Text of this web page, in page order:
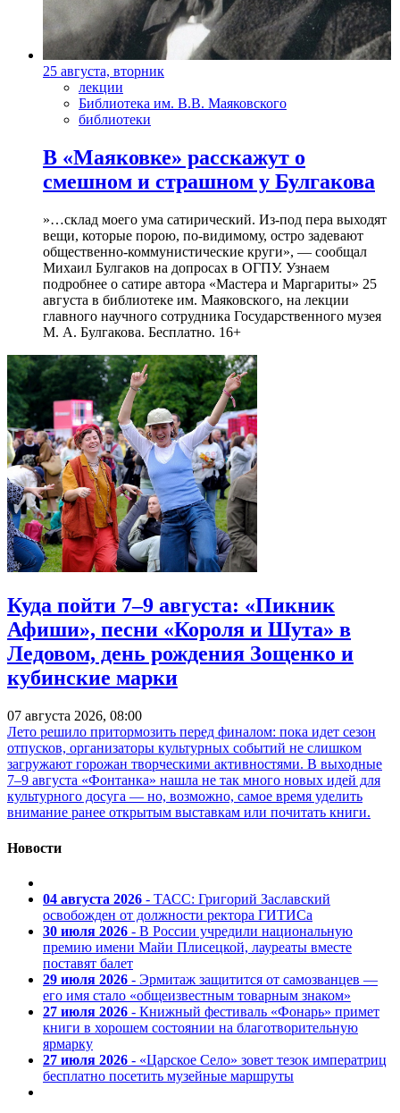
25 августа, вторник
лекции
Библиотека им. В.В. Маяковского
библиотеки
В «Маяковке» расскажут о
смешном и страшном у Булгакова
»…склад моего ума сатирический. Из-под пера выходят
вещи, которые порою, по-видимому, остро задевают
общественно-коммунистические круги», — сообщал
Михаил Булгаков на допросах в ОГПУ. Узнаем
подробнее о сатире автора «Мастера и Маргариты» 25
августа в библиотеке им. Маяковского, на лекции
главного научного сотрудника Государственного музея
М. А. Булгакова. Бесплатно. 16+
Куда пойти 7–9 августа: «Пикник
Афиши», песни «Короля и Шута» в
Ледовом, день рождения Зощенко и
кубинские марки
07 августа 2026, 08:00
Лето решило притормозить перед финалом: пока идет сезон
отпусков, организаторы культурных событий не слишком
загружают горожан творческими активностями. В выходные
7–9 августа «Фонтанка» нашла не так много новых идей для
культурного досуга — но, возможно, самое время уделить
внимание ранее открытым выставкам или почитать книги.
Новости
04 августа 2026 - ТАСС: Григорий Заславский
освобожден от должности ректора ГИТИСа
30 июля 2026 - В России учредили национальную
премию имени Майи Плисецкой, лауреаты вместе
поставят балет
29 июля 2026 - Эрмитаж защитится от самозванцев —
его имя стало «общеизвестным товарным знаком»
27 июля 2026 - Книжный фестиваль «Фонарь» примет
книги в хорошем состоянии на благотворительную
ярмарку
27 июля 2026 - «Царское Село» зовет тезок императриц
бесплатно посетить музейные маршруты